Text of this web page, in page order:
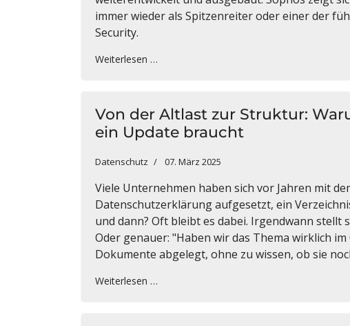
immer wieder als Spitzenreiter oder einer der
Security.
Weiterlesen …
Von der Altlast zur Struktur:
ein Update braucht
Datenschutz 07. März 2025
Viele Unternehmen haben sich vor Jahren mit
Datenschutzerklärung aufgesetzt, ein
und dann? Oft bleibt es dabei. Irgendwann stellt
Oder genauer: "Haben wir das Thema wirklich
Dokumente abgelegt, ohne zu wissen, ob sie
Weiterlesen …